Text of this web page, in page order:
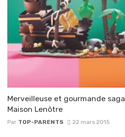
Merveilleuse et gourmande
Maison Lenôtre
Par TOP-PARENTS 22 mars 2015